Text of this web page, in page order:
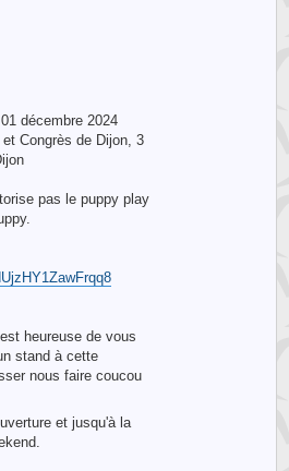
décembre 2024
Congrès de Dijon, 3
pas le puppy play
heureuse de vous
stand à cette
nous faire coucou
et jusqu'à la